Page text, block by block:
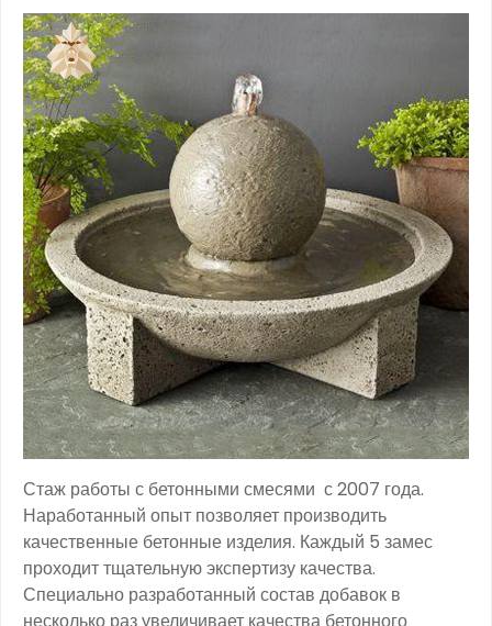
Стаж работы с бетонными смесями с 2007 года.
Наработанный опыт позволяет производить
качественные бетонные изделия. Каждый 5 замес
проходит тщательную экспертизу качества.
Специально разработанный состав добавок в